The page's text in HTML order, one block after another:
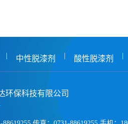
中性脱漆剂 酸性脱漆剂
环保科技有限公司